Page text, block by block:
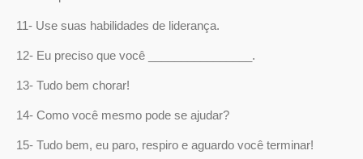
11- Use suas habilidades de liderança.
12- Eu preciso que você ________________.
13- Tudo bem chorar!
14- Como você mesmo pode se ajudar?
15- Tudo bem, eu paro, respiro e aguardo você terminar!